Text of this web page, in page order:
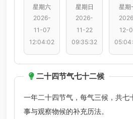
星期六
2026-
11-07
12:04:02
星期日
2026-
11-22
09:35:32
星期
12-
二十四节气七十二候
一年二十四节气，每气三候，共七
事与观察物候的补充历法。